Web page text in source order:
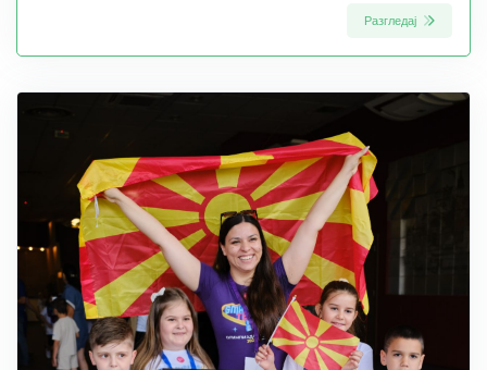
Разгледај